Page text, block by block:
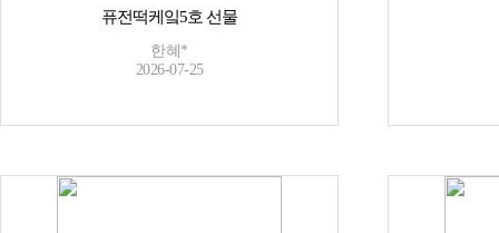
퓨전떡케잌5호 선물
한혜*
2026-07-25